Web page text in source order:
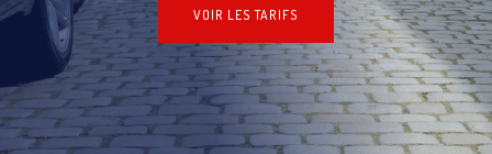
VOIR LES TARIFS
NOS TARIFS